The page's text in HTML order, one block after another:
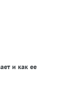
и как ее